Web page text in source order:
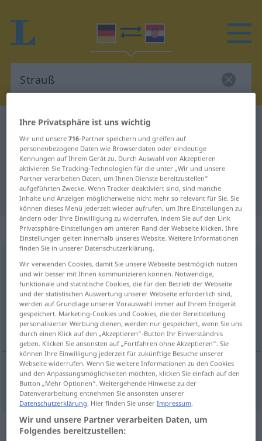
Deutsch-Kroatisch Wörterbuch
Deutsch-Kroatisch Übersetzung für
"Strauß"
"Strauß" Kroatisch Übersetzung
„Strauß“: Maskulinum
Straußm <-es;-e>
Übersicht aller Übersetzungen
(Für mehr Details die Übersetzung anklicken/antippen)
noj
noj Strauß ZOOL
„Strauß“: Maskulinum
Ihre Privatsphäre ist uns wichtig
Wir und unsere716-Partner speichern und greifen auf
personenbezogene Daten wie Browserdaten oder eindeutige
Kennungen auf Ihrem Gerät zu. Durch Auswahl von Akzeptieren
aktivieren Sie Tracking-Technologien für die unter „Wir und unsere
Partner verarbeiten Daten, um Ihnen Dienste bereitzustellen“
aufgeführten Zwecke. Wenn Tracker deaktiviert sind, sind manche
Inhalte und Anzeigen möglicherweise nicht mehr so relevant für Sie. Sie
können dieses Menü jederzeit wieder aufrufen, um Ihre Einstellungen zu
ändern oder Ihre Einwilligung zu widerrufen, indem Sie auf den Link
Privatsphäre-Einstellungen am unteren Rand der Webseite klicken. Ihre
Einstellungen gelten innerhalb unseres Website. Weitere Informationen
finden Sie in unserer Datenschutzerklärung.
Wir verwenden Cookies, damit Sie unsere Webseite bestmöglich nutzen
und wir besser mit Ihnen kommunizieren können. Notwendige,
funktionale und statistische Cookies, die für den Betrieb der Webseite
und der statistischen Auswertung unserer Webseite erforderlich sind,
werden auf Grundlage unserer Vorauswahl immer auf Ihrem Endgerät
gespeichert. Marketing-Cookies und Cookies, die der Bereitstellung
personalisierter Werbung dienen, werden nur gespeichert, wenn Sie uns
durch einen Klick auf den „Akzeptieren“-Button Ihr Einverständnis
geben. Klicken Sie ansonsten auf „Fortfahren ohne Akzeptieren“. Sie
können Ihre Einwilligung jederzeit für zukünftige Besuche unserer
Webseite widerrufen. Wenn Sie weitere Informationen zu den Cookies
und den Anpassungsmöglichkeiten möchten, klicken Sie einfach auf den
Button „Mehr Optionen“. Weitergehende Hinweise zu der
Datenverarbeitung entnehmen Sie ansonsten unserer
Datenschutzerklärung. Hier finden Sie unserImpressum.
Wir und unsere Partner verarbeiten Daten, um
Folgendes bereitzustellen: